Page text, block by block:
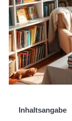
Inhaltsangabe